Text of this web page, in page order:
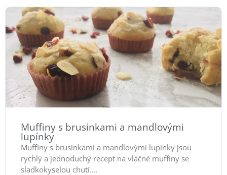
Muffiny s brusinkami a mandlovými
lupínky
Muffiny s brusinkami a mandlovými lupínky jsou
rychlý a jednoduchý recept na vláčné muffiny se
sladkokyselou chutí....